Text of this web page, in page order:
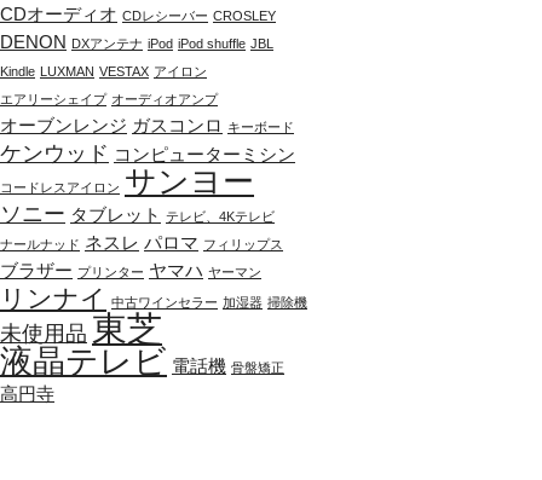
CDオーディオ CDレシーバー CROSLEY
DENON DXアンテナ iPod iPod shuffle JBL
Kindle LUXMAN VESTAX アイロン
エアリーシェイプ オーディオアンプ
オーブンレンジ ガスコンロ キーボード
ケンウッド コンピューターミシン
コードレスアイロン サンヨー
ソニー タブレット テレビ、4Kテレビ
ナールナッド ネスレ パロマ フィリップス
ブラザー プリンター ヤマハ ヤーマン
リンナイ 中古ワインセラー 加湿器 掃除機
未使用品 東芝
液晶テレビ 電話機 骨盤矯正
高円寺